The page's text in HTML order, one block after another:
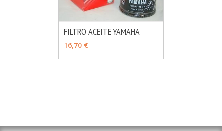
FILTRO ACEITE YAMAHA
16,70 €